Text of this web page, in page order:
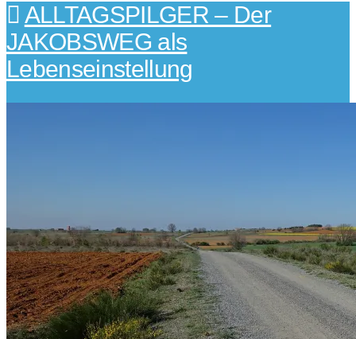
ALLTAGSPILGER – Der
JAKOBSWEG als
Lebenseinstellung